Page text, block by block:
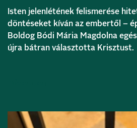
Isten jelenlétének felismerése
döntéseket kíván az embertől –
Boldog Bódi Mária Magdolna
újra bátran választotta Krisztust.